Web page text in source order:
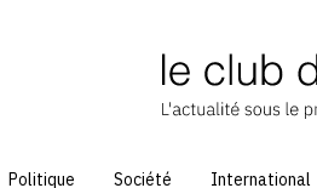
Politique Société International